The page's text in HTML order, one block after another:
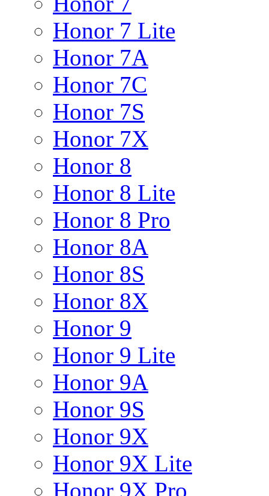
Honor 7 Lite
Honor 7A
Honor 7C
Honor 7S
Honor 7X
Honor 8
Honor 8 Lite
Honor 8 Pro
Honor 8A
Honor 8S
Honor 8X
Honor 9
Honor 9 Lite
Honor 9A
Honor 9S
Honor 9X
Honor 9X Lite
Honor 9X Pro